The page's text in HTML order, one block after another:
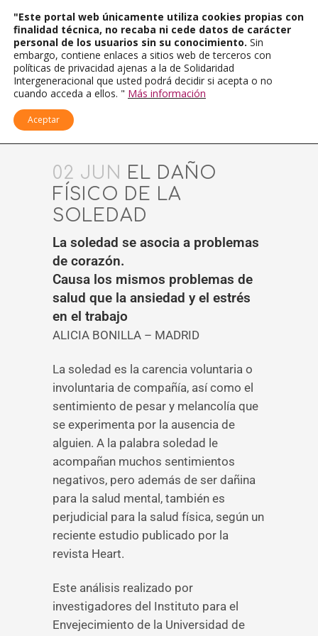
02 JUN EL DAÑO
FÍSICO DE LA
SOLEDAD
La soledad se asocia a problemas
de corazón.
Causa los mismos problemas de
salud que la ansiedad y el estrés
en el trabajo
ALICIA BONILLA – MADRID
La soledad es la carencia voluntaria o
involuntaria de compañía, así como el
sentimiento de pesar y melancolía que
se experimenta por la ausencia de
alguien. A la palabra soledad le
acompañan muchos sentimientos
negativos, pero además de ser dañina
para la salud mental, también es
perjudicial para la salud física, según un
reciente estudio publicado por la
revista Heart.
Este análisis realizado por
investigadores del Instituto para el
Envejecimiento de la Universidad de
"Este portal web únicamente utiliza cookies propias con
finalidad técnica, no recaba ni cede datos de carácter
personal de los usuarios sin su conocimiento. Sin
embargo, contiene enlaces a sitios web de terceros con
políticas de privacidad ajenas a la de Solidaridad
Intergeneracional que usted podrá decidir si acepta o no
cuando acceda a ellos. " Más información
Aceptar